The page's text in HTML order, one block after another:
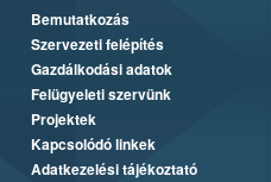
Bemutatkozás
Szervezeti felépítés
Gazdálkodási adatok
Felügyeleti szervünk
Projektek
Kapcsolódó linkek
Adatkezelési tájékoztató